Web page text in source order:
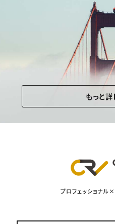
もっと詳
プロフェッショナ